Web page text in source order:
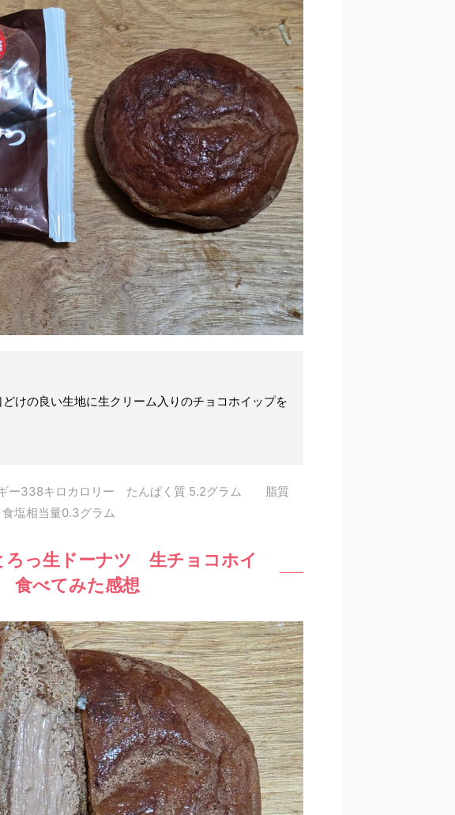
けの良い生地に生クリーム入りのチョコホイップを
ー338キロカロリー たんぱく質 5.2グラム 脂質
塩相当量0.3グラム
っ生ドーナツ 生チョコホイ
食べてみた感想